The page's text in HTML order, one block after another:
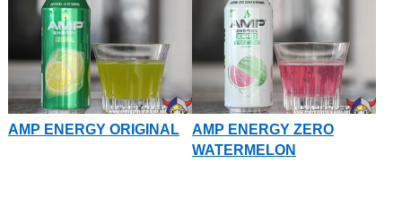
AMP ENERGY ORIGINAL
AMP ENERGY ZERO
WATERMELON